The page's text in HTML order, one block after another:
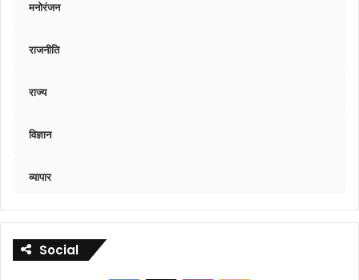
मनोरंजन
राजनीति
राज्य
विज्ञान
व्यापार
Social